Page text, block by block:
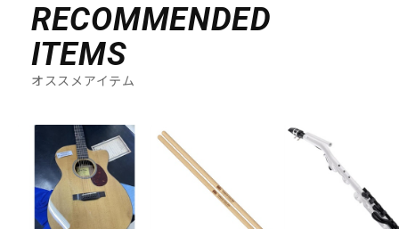
RECOMMENDED
ITEMS
オススメアイテム